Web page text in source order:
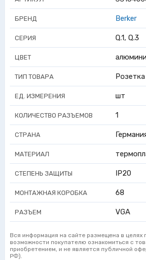
БРЕНД Berker
СЕРИЯ Q.1, Q.3
ЦВЕТ
ТИП ТОВАРА Розетка
ЕД. ИЗМЕРЕНИЯ шт
КОЛИЧЕСТВО РАЗЪЕМОВ 1
СТРАНА
МАТЕРИАЛ
СТЕПЕНЬ ЗАЩИТЫ IP20
МОНТАЖНАЯ КОРОБКА 68
РАЗЪЕМ VGA
Вся информация на сайте размещена в целях
возможности покупателю ознакомиться с
приобретением, и не является публичной
РФ).